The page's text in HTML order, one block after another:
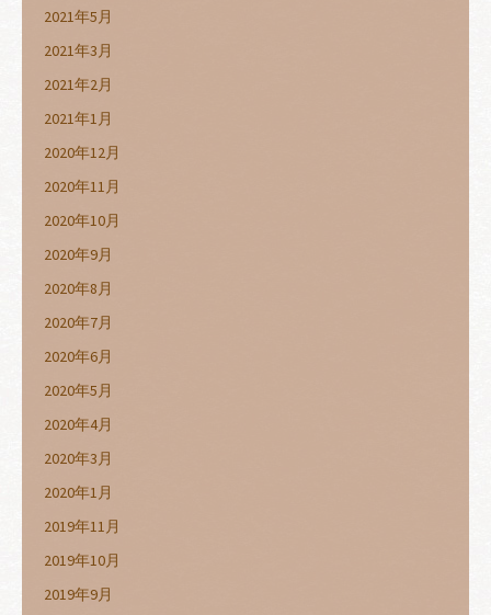
2021年5月
2021年3月
2021年2月
2021年1月
2020年12月
2020年11月
2020年10月
2020年9月
2020年8月
2020年7月
2020年6月
2020年5月
2020年4月
2020年3月
2020年1月
2019年11月
2019年10月
2019年9月